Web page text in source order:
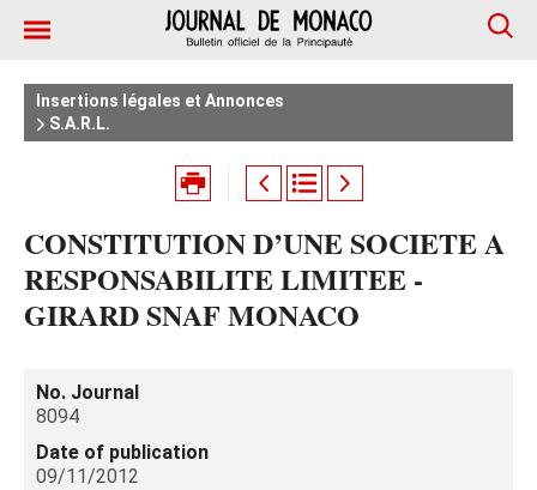
Insertions légales et Annonces
S.A.R.L.
CONSTITUTION D’UNE SOCIETE A
RESPONSABILITE LIMITEE -
GIRARD SNAF MONACO
No. Journal
8094
Date of publication
09/11/2012